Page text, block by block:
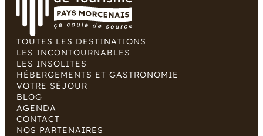
TOUTES LES DESTINATIONS
LES INCONTOURNABLES
LES INSOLITES
HÉBERGEMENTS ET GASTRONOMIE
VOTRE SÉJOUR
BLOG
AGENDA
CONTACT
NOS PARTENAIRES